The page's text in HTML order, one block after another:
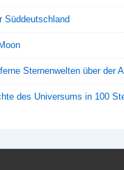
Süddeutschland
Sternenwelten über der
des Universums in 100